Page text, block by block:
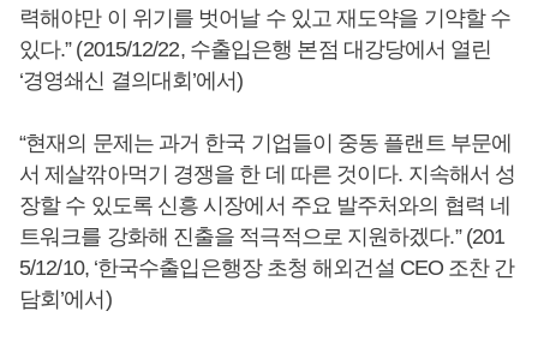
력해야만 이 위기를 벗어날 수 있고 재도약을 기약할 수
있다.” (2015/12/22, 수출입은행 본점 대강당에서 열린
‘경영쇄신 결의대회’에서)
“현재의 문제는 과거 한국 기업들이 중동 플랜트 부문에
서 제살깎아먹기 경쟁을 한 데 따른 것이다. 지속해서 성
장할 수 있도록 신흥 시장에서 주요 발주처와의 협력 네
트워크를 강화해 진출을 적극적으로 지원하겠다.” (201
5/12/10, ‘한국수출입은행장 초청 해외건설 CEO 조찬 간
담회’에서)